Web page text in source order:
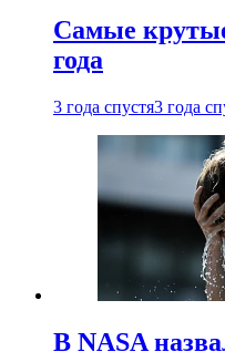
Самые
года
3 года спустя3 года
В NASA